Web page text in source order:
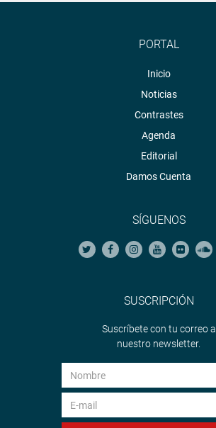
PORTAL
Inicio
Noticias
Contrastes
Agenda
Editorial
Damos Cuenta
SÍGUENOS
SUSCRIPCIÓN
Suscríbete con tu correo a
nuestro newsletter.